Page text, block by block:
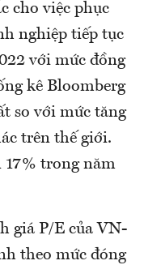
cho việc phục
nghiệp tiếp tục
với mức đồng
kê Bloomberg
so với mức tăng
trên thế giới.
17% trong năm
giá P/E của VN-
theo mức đóng